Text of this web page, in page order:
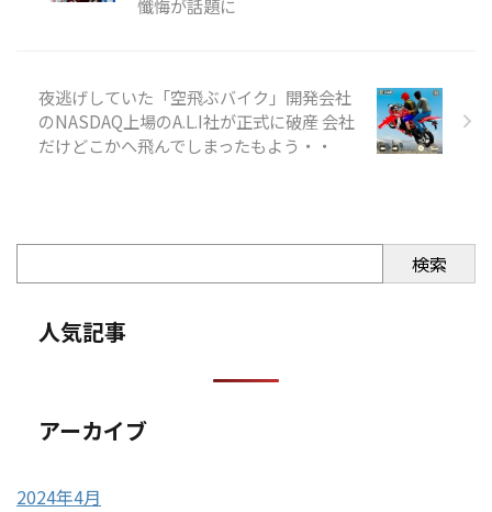
懺悔が話題に
夜逃げしていた「空飛ぶバイク」開発会社
のNASDAQ上場のA.L.I社が正式に破産 会社
だけどこかへ飛んでしまったもよう・・
検索
人気記事
アーカイブ
2024年4月